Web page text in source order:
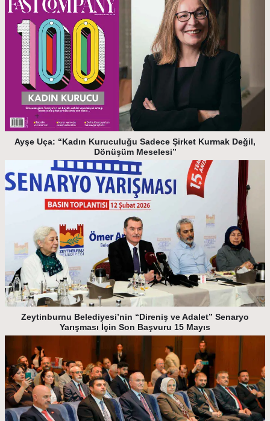
Ayşe Uça: “Kadın Kuruculuğu Sadece Şirket Kurmak Değil,
Dönüşüm Meselesi”
Zeytinburnu Belediyesi’nin “Direniş ve Adalet” Senaryo
Yarışması İçin Son Başvuru 15 Mayıs